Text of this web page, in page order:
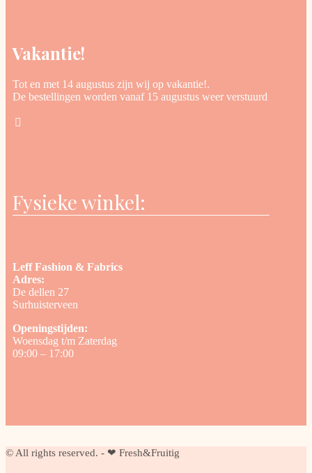
Vakantie!
Tot en met 14 augustus zijn wij op vakantie!.
De bestellingen worden vanaf 15 augustus weer verstuurd
Fysieke winkel:
Leff Fashion & Fabrics
Adres:
De dellen 27
Surhuisterveen
Openingstijden:
Woensdag t/m Zaterdag
09:00 – 17:00
© All rights reserved. - ❤ Fresh&Fruitig